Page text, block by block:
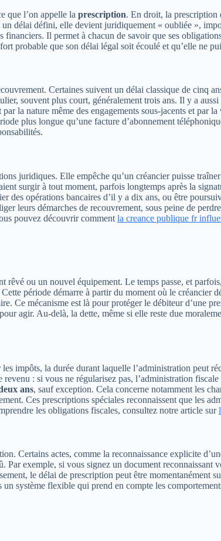
que l’on appelle la prescription. En droit, la prescription
délai défini, elle devient juridiquement « oubliée »,
Il permet à chacun de savoir que ses
probable que son délai légal soit écoulé et qu’elle ne
Certaines suivent un délai classique de cinq
souvent plus court, généralement trois ans. Il y a
la nature même des engagements sous-jacents et par
plus longue qu’une facture d’abonnement
juridiques. Elle empêche qu’un créancier puisse
surgir à tout moment, parfois longtemps après la
opérations bancaires d’il y a dix ans, ou être
leurs démarches de recouvrement, sous peine de
pouvez découvrir comment la creance publique fr
ou un nouvel équipement. Le temps passe, et
Cette période démarre à partir du moment où le créancier
Ce mécanisme est là pour protéger le débiteur d’une
agir. Au-delà, la dette, même si elle reste due
impôts, la durée durant laquelle l’administration peut
: si vous ne régularisez pas, l’administration
ans, sauf exception. Cela concerne notamment les
Ces prescriptions spéciales reconnaissent que les
les obligations fiscales, consultez notre article sur
Certains actes, comme la reconnaissance explicite
exemple, si vous signez un document reconnaissant
le délai de prescription peut être momentanément
système flexible qui prend en compte les